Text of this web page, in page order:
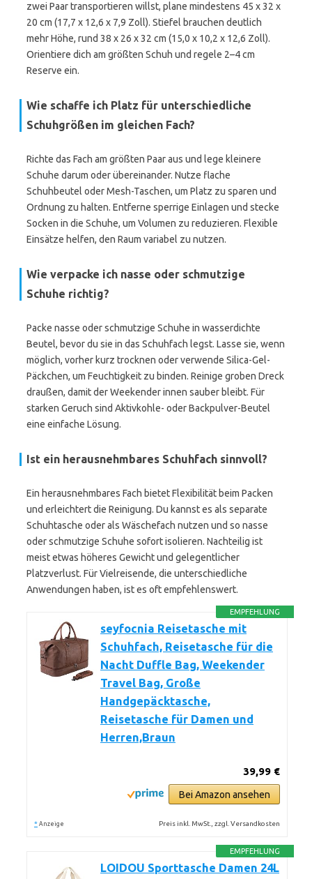
zwei Paar transportieren willst, plane mindestens 45 x 32 x
20 cm (17,7 x 12,6 x 7,9 Zoll). Stiefel brauchen deutlich
mehr Höhe, rund 38 x 26 x 32 cm (15,0 x 10,2 x 12,6 Zoll).
Orientiere dich am größten Schuh und regele 2–4 cm
Reserve ein.
Wie schaffe ich Platz für unterschiedliche
Schuhgrößen im gleichen Fach?
Richte das Fach am größten Paar aus und lege kleinere
Schuhe darum oder übereinander. Nutze flache
Schuhbeutel oder Mesh-Taschen, um Platz zu sparen und
Ordnung zu halten. Entferne sperrige Einlagen und stecke
Socken in die Schuhe, um Volumen zu reduzieren. Flexible
Einsätze helfen, den Raum variabel zu nutzen.
Wie verpacke ich nasse oder schmutzige
Schuhe richtig?
Packe nasse oder schmutzige Schuhe in wasserdichte
Beutel, bevor du sie in das Schuhfach legst. Lasse sie, wenn
möglich, vorher kurz trocknen oder verwende Silica-Gel-
Päckchen, um Feuchtigkeit zu binden. Reinige groben Dreck
draußen, damit der Weekender innen sauber bleibt. Für
starken Geruch sind Aktivkohle- oder Backpulver-Beutel
eine einfache Lösung.
Ist ein herausnehmbares Schuhfach sinnvoll?
Ein herausnehmbares Fach bietet Flexibilität beim Packen
und erleichtert die Reinigung. Du kannst es als separate
Schuhtasche oder als Wäschefach nutzen und so nasse
oder schmutzige Schuhe sofort isolieren. Nachteilig ist
meist etwas höheres Gewicht und gelegentlicher
Platzverlust. Für Vielreisende, die unterschiedliche
Anwendungen haben, ist es oft empfehlenswert.
EMPFEHLUNG
seyfocnia Reisetasche mit
Schuhfach, Reisetasche für die
Nacht Duffle Bag, Weekender
Travel Bag, Große
Handgepäcktasche,
Reisetasche für Damen und
Herren,Braun
39,99 €
Bei Amazon ansehen
* Anzeige Preis inkl. MwSt., zzgl. Versandkosten
EMPFEHLUNG
LOIDOU Sporttasche Damen 24L